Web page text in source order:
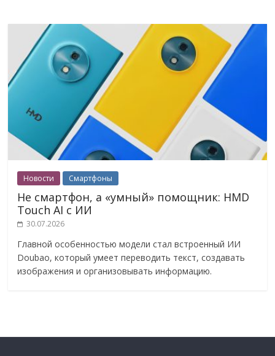
Новости Смартфоны
Не смартфон, а «умный» помощник: HMD
Touch AI с ИИ
30.07.2026
Главной особенностью модели стал встроенный ИИ
Doubao, который умеет переводить текст, создавать
изображения и организовывать информацию.